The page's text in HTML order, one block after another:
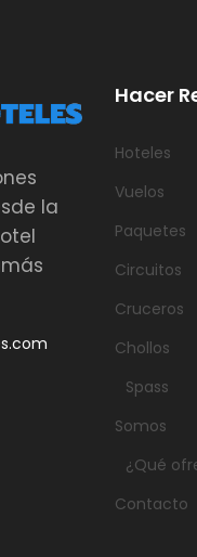
la
Hacer
Hoteles
Vuelos
Paquetes
Circuitos
Cruceros
Chollos
Spass
Somos
¿Qué
Contacto